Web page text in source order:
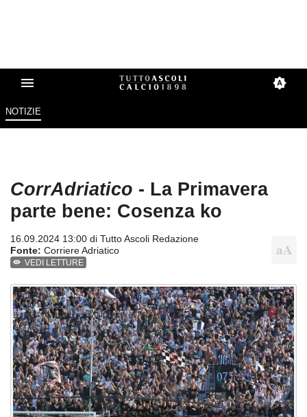
NOTIZIE
CorrAdriatico - La Primavera
parte bene: Cosenza ko
16.09.2024 13:00 di Tutto Ascoli Redazione
Fonte: Corriere Adriatico
VEDI LETTURE